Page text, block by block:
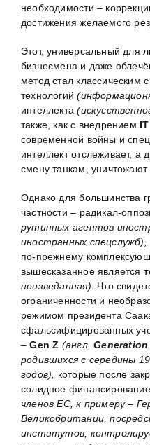
необходимости –
достижения желаемого
Этот, универсальный для
бизнесмена и даже
метод стал классическим
технологий
интеллекта
также, как с внедрением IT
современной войны и
интеллект отслеживает,
смену танкам, уничтожают
Однако для большинства
частности – радикал-
рутинных агентов
иностранных спецслужб),
по-прежнему
вышесказанное является
неизведанная).
Что
ограниченности и
режимом президента
сфальсифицированных
–Gen Z (англ.Generation
родившихся с середины
годов),
которые после
солидное
членов ЕС, к примеру –
Великобритании,
институтов,